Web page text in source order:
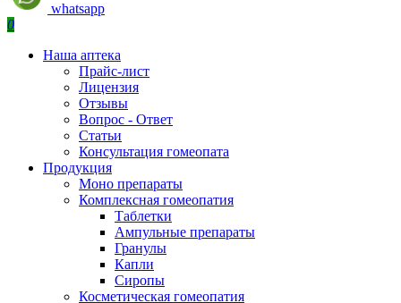
whatsapp
0
Наша аптека
Прайс-лист
Лицензия
Отзывы
Вопрос - Ответ
Статьи
Консультация гомеопата
Продукция
Моно препараты
Комплексная гомеопатия
Таблетки
Ампульные препараты
Гранулы
Капли
Сиропы
Косметическая гомеопатия